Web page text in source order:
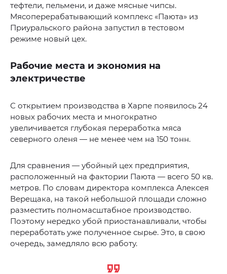
тефтели, пельмени, и даже мясные чипсы.
Мясоперерабатывающий комплекс «Паюта» из
Приуральского района запустил в тестовом
режиме новый цех.
Рабочие места и экономия на
электричестве
С открытием производства в Харпе появилось 24
новых рабочих места и многократно
увеличивается глубокая переработка мяса
северного оленя — не менее чем на 150 тонн.
Для сравнения — убойный цех предприятия,
расположенный на фактории Паюта — всего 50 кв.
метров. По словам директора комплекса Алексея
Верещака, на такой небольшой площади сложно
разместить полномасштабное производство.
Поэтому нередко убой приостанавливали, чтобы
переработать уже полученное сырье. Это, в свою
очередь, замедляло всю работу.